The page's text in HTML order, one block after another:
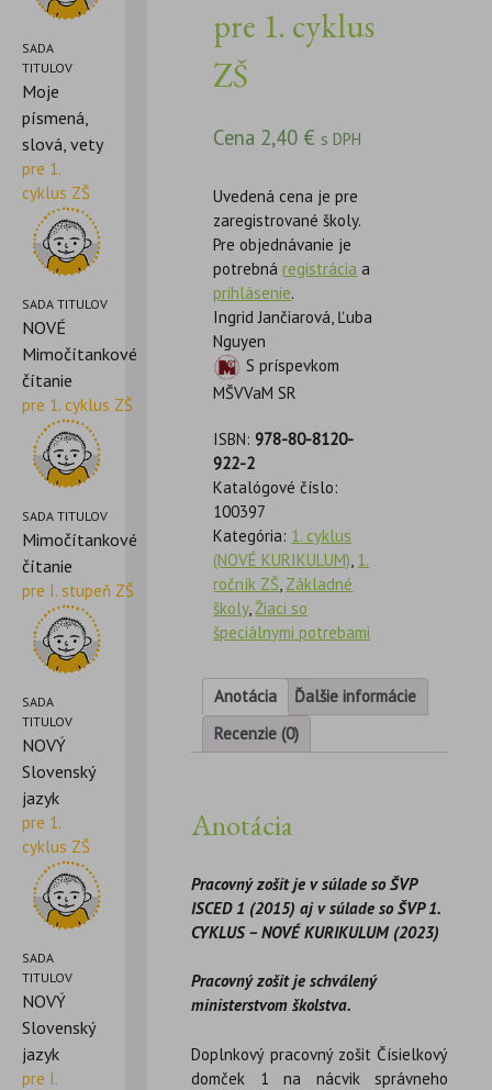
SADA
TITULOV
Moje
písmená,
slová, vety
pre 1.
cyklus ZŠ
SADA TITULOV
NOVÉ
Mimočítankové
čítanie
pre 1. cyklus ZŠ
SADA TITULOV
Mimočítankové
čítanie
pre I. stupeň ZŠ
SADA
TITULOV
NOVÝ
Slovenský
jazyk
pre 1.
cyklus ZŠ
SADA
TITULOV
NOVÝ
Slovenský
jazyk
pre I.
pre 1. cyklus
ZŠ
Cena 2,40 € s DPH
Uvedená cena je pre
zaregistrované školy.
Pre objednávanie je
potrebnáregistrácia a
prihlásenie.
Ingrid Jančiarová, Ľuba
Nguyen
S príspevkom
MŠVVaM SR
ISBN:978-80-8120-
922-2
Katalógové číslo:
100397
Kategória: 1. cyklus
(NOVÉ KURIKULUM) 1.
ročník ZŠ Základné
školy,Žiaci so
špeciálnymi potrebami
Anotácia
Ďalšie informácie
Recenzie (0)
Anotácia
Pracovný zošit je v súlade so ŠVP
ISCED 1 (2015) aj v súlade so ŠVP 1.
CYKLUS – NOVÉ KURIKULUM (2023)
Pracovný zošit je schválený
ministerstvom školstva.
Doplnkový pracovný zošit Čísielkový
domček 1 na nácvik správneho